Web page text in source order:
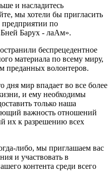
и насладитесь
мы хотели бы пригласить
предприятии по
Барух - лаАм».
беспрецедентное
материала по всему миру,
преданных волонтеров.
дня мир впадает во все более
и ему необходимы
только наша
важность отношений
их к разрешению всех
либо, мы приглашаем вас
и участвовать в
контента среди всего